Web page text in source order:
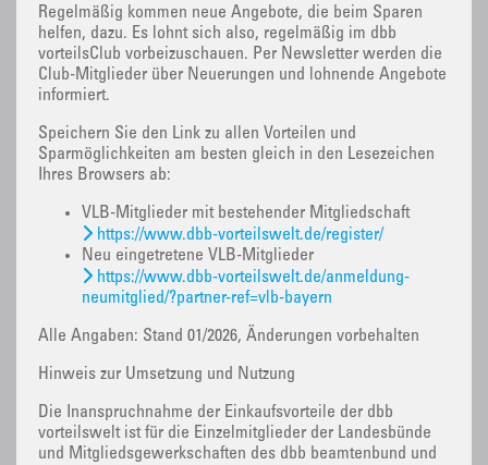
Regelmäßig kommen neue Angebote, die beim Sparen
helfen, dazu. Es lohnt sich also, regelmäßig im dbb
vorteilsClub vorbeizuschauen. Per Newsletter werden die
Club-Mitglieder über Neuerungen und lohnende Angebote
informiert.
Speichern Sie den Link zu allen Vorteilen und
Sparmöglichkeiten am besten gleich in den Lesezeichen
Ihres Browsers ab:
VLB-Mitglieder mit bestehender Mitgliedschaft
https://www.dbb-vorteilswelt.de/register/
Neu eingetretene VLB-Mitglieder
https://www.dbb-vorteilswelt.de/anmeldung-
neumitglied/?partner-ref=vlb-bayern
Alle Angaben: Stand 01/2026, Änderungen vorbehalten
Hinweis zur Umsetzung und Nutzung
Die Inanspruchnahme der Einkaufsvorteile der dbb
vorteilswelt ist für die Einzelmitglieder der Landesbünde
und Mitgliedsgewerkschaften des dbb beamtenbund und